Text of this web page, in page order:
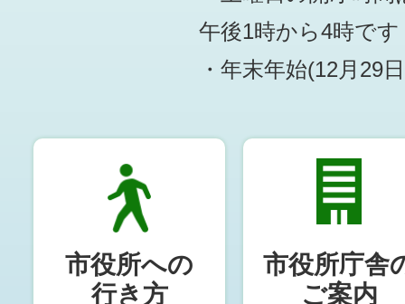
午後1時から4時です
・年末年始(12月29
市役所への
行き方
市役所庁舎
ご案内